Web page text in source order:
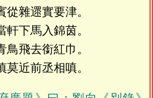
雜遝實要津。
下馬入錦茵。
飛去銜紅巾。
近前丞相嗔。